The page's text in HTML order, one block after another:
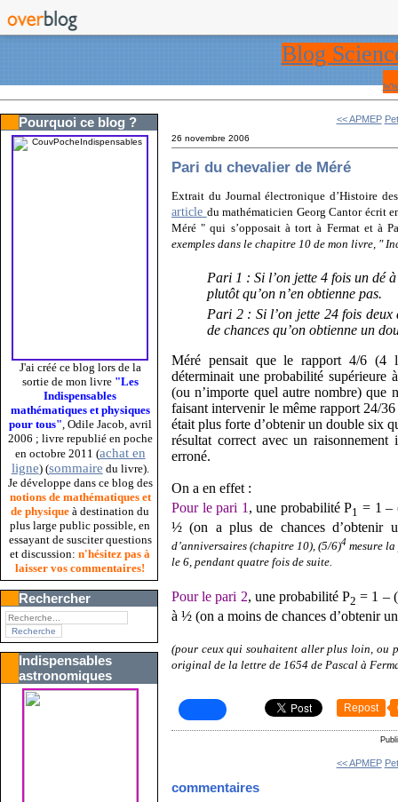
Blog
Pourquoi ce blog ?
J'ai créé ce blog lors de la
sortie de mon livre "Les
Indispensables
mathématiques et physiques
pour tous", Odile Jacob, avril
2006 ; livre republié en poche
en octobre 2011 (achat en
ligne) (sommaire du livre).
Je développe dans ce blog des
notions de mathématiques et
de physique à destination du
plus large public possible, en
essayant de susciter questions
et discussion: n'hésitez pas à
laisser vos commentaires!
Rechercher
Indispensables
astronomiques
<< APMEP
26 novembre 2006
Pari du chevalier de Méré
Extrait du Journal électronique d’Histoire
article du mathématicien Georg Cantor écrit
Méré " qui s’opposait à tort à Fermat et à
exemples dans le chapitre 10 de mon livre, "
Pari 1 : Si l’on jette 4 fois un dé
plutôt qu’on n’en obtienne pas.
Pari 2 : Si l’on jette 24 fois
de chances qu’on obtienne un
Méré pensait que le rapport 4/6 (4
déterminait une probabilité
(ou n’importe quel autre nombre) que
faisant intervenir le même rapport 24/
était plus forte d’obtenir un double six
résultat correct avec un
erroné.
On a en effet :
Pour le pari 1 , une probabilité P1 = 1 –
½ (on a plus de chances d’obtenir
d’anniversaires (chapitre 10), (5/6)4 mesure
le 6, pendant quatre fois de suite.
Pour le pari 2, une probabilité P2 = 1 –
à ½ (on a moins de chances d’obtenir
(pour ceux qui souhaitent aller plus loin, ou
original de la lettre de 1654 de Pascal à
Repost
<< APMEP
commentaires